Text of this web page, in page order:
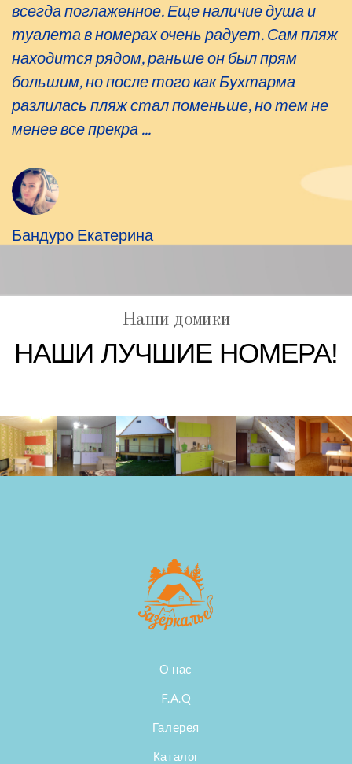
всегда поглаженное. Еще наличие душа и
туалета в номерах очень радует. Сам пляж
находится рядом, раньше он был прям
большим, но после того как Бухтарма
разлилась пляж стал поменьше, но тем не
менее все прекра ...
Бандуро Екатерина
Наши домики
НАШИ ЛУЧШИЕ НОМЕРА!
О нас
F.A.Q
Галерея
Каталог